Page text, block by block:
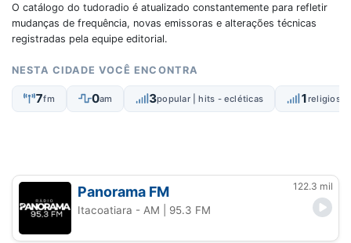
O catálogo do tudoradio é atualizado constantemente para refletir
mudanças de frequência, novas emissoras e alterações técnicas
registradas pela equipe editorial.
NESTA CIDADE VOCÊ ENCONTRA
7fm 0am 3popular | hits - ecléticas 1
Panorama FM 122.3 mil
Itacoatiara - AM | 95.3 FM